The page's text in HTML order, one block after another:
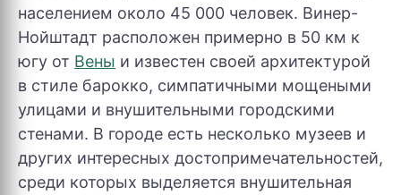
населением около 45 000 человек. Винер-
Нойштадт расположен примерно в 50 км к
югу от Вены и известен своей архитектурой
в стиле барокко, симпатичными мощеными
улицами и внушительными городскими
стенами. В городе есть несколько музеев и
других интересных достопримечательностей,
среди которых выделяется внушительная